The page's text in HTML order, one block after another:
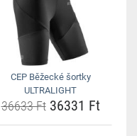
CEP Běžecké šortky
ULTRALIGHT
36633 Ft36331 Ft